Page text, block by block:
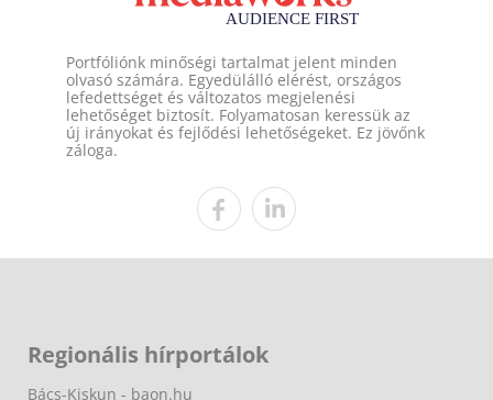
Portfóliónk minőségi tartalmat jelent minden
olvasó számára. Egyedülálló elérést, országos
lefedettséget és változatos megjelenési
lehetőséget biztosít. Folyamatosan keressük az
új irányokat és fejlődési lehetőségeket. Ez jövőnk
záloga.
Regionális hírportálok
Bács-Kiskun - baon.hu